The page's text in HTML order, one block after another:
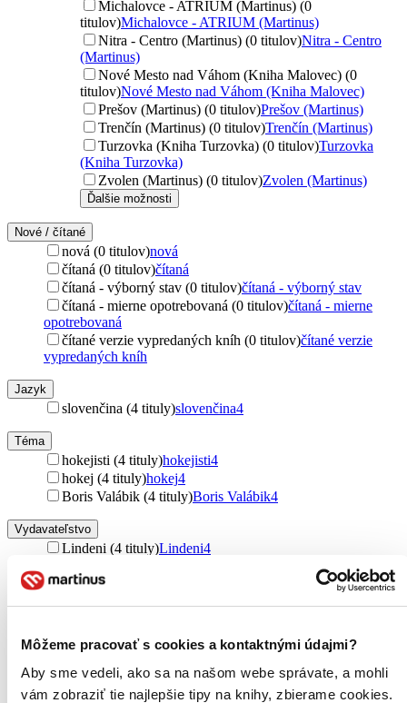
Môžeme pracovať s cookies a kontaktnými údajmi?
Aby sme vedeli, ako sa na našom webe správate, a mohli
vám zobraziť tie najlepšie tipy na knihy, zbierame cookies.
Michalovce - ATRIUM (Martinus) (0
titulov)Michalovce - ATRIUM (Martinus)
Nitra - Centro (Martinus) (0 titulov)Nitra - Centro
(Martinus)
Nové Mesto nad Váhom (Kniha Malovec) (0
titulov)Nové Mesto nad Váhom (Kniha Malovec)
Prešov (Martinus) (0 titulov)Prešov (Martinus)
Trenčín (Martinus) (0 titulov)Trenčín (Martinus)
Turzovka (Kniha Turzovka) (0 titulov)Turzovka
(Kniha Turzovka)
Zvolen (Martinus) (0 titulov)Zvolen (Martinus)
Ďalšie možnosti
Nové / čítané
nová (0 titulov)nová
čítaná (0 titulov)čítaná
čítaná - výborný stav (0 titulov)čítaná - výborný stav
čítaná - mierne opotrebovaná (0 titulov)čítaná - mierne
opotrebovaná
čítané verzie vypredaných kníh (0 titulov)čítané verzie
vypredaných kníh
Jazyk
slovenčina (4 tituly)slovenčina4
Téma
hokejisti (4 tituly)hokejisti4
hokej (4 tituly)hokej4
Boris Valábik (4 tituly)Boris Valábik4
Vydavateľstvo
Lindeni (4 tituly)Lindeni4
Väzba
E-kniha: PDF (1 titul)E-kniha: PDF1
E-kniha: EPUB (1 titul)E-kniha: EPUB1
E-kniha: MOBI (1 titul)
E-kniha: MOBI 1